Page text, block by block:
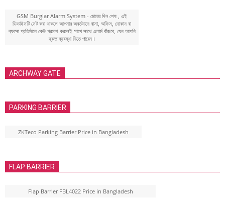
GSM Burglar Alarm System - চোরের দিন শেষ , এই
ডিভাইসটি সেট করা থাকলে আপনার অবর্তমানে বাসা, অফিস, দোকান বা
ব্যবসা প্রতিষ্ঠানে কেউ প্রবেশ করলেই সাথে সাথে এলার্ম বাঁজবে, যেন আপনি
দ্রুত ব্যবস্থা নিতে পারেন।
ARCHWAY GATE
PARKING BARRIER
ZKTeco Parking Barrier Price in Bangladesh
FLAP BARRIER
Flap Barrier FBL4022 Price in Bangladesh